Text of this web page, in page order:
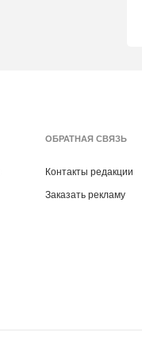
ОБРАТНАЯ СВЯЗЬ
Контакты редакции
Заказать рекламу